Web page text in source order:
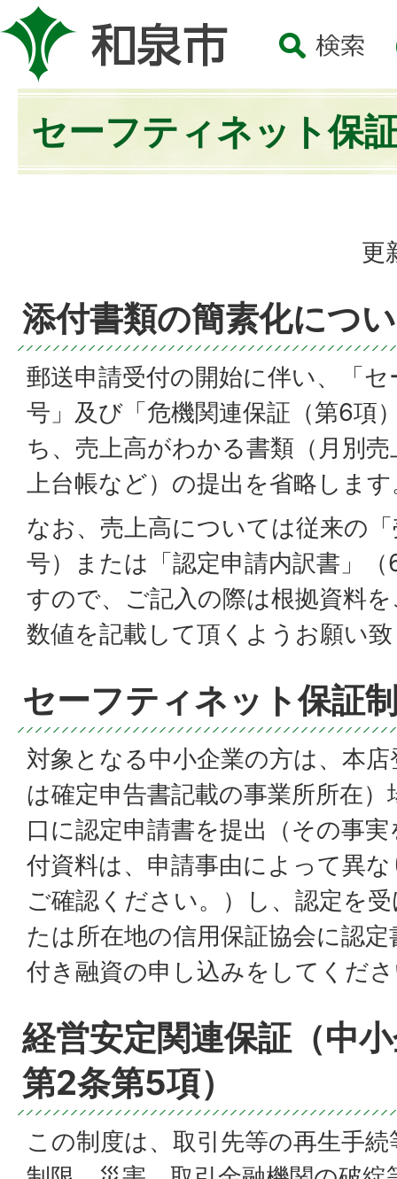
セーフティネット保
更
添付書類の簡素化につ
郵送申請受付の開始に伴い、「
号」及び「危機関連保証（第6項
ち、売上高がわかる書類（月別
上台帳など）の提出を省略します
なお、売上高については従来の
号）または「認定申請内訳書」
すので、ご記入の際は根拠資料
数値を記載して頂くようお願い
セーフティネット保証
対象となる中小企業の方は、本
は確定申告書記載の事業所所在
口に認定申請書を提出（その事
付資料は、申請事由によって異
ご確認ください。）し、認定を
たは所在地の信用保証協会に認
付き融資の申し込みをしてくだ
経営安定関連保証（中
第2条第5項）
この制度は、取引先等の再生手